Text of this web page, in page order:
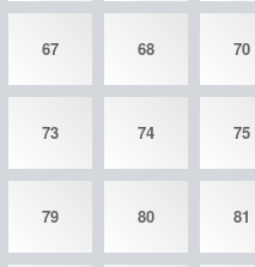
67 68 70
73 74 75
79 80 81